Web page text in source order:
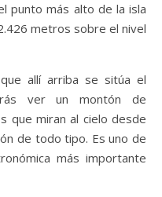
punto más alto de la isla
metros sobre el nivel
allí arriba se sitúa el
ver un montón de
que miran al cielo desde
de todo tipo. Es uno de
más importante